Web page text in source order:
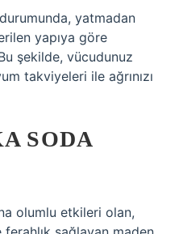
yatmadan
yapıya göre
şekilde, vücudunuz
takviyeleri ile ağrınızı
SODA
olumlu etkileri olan,